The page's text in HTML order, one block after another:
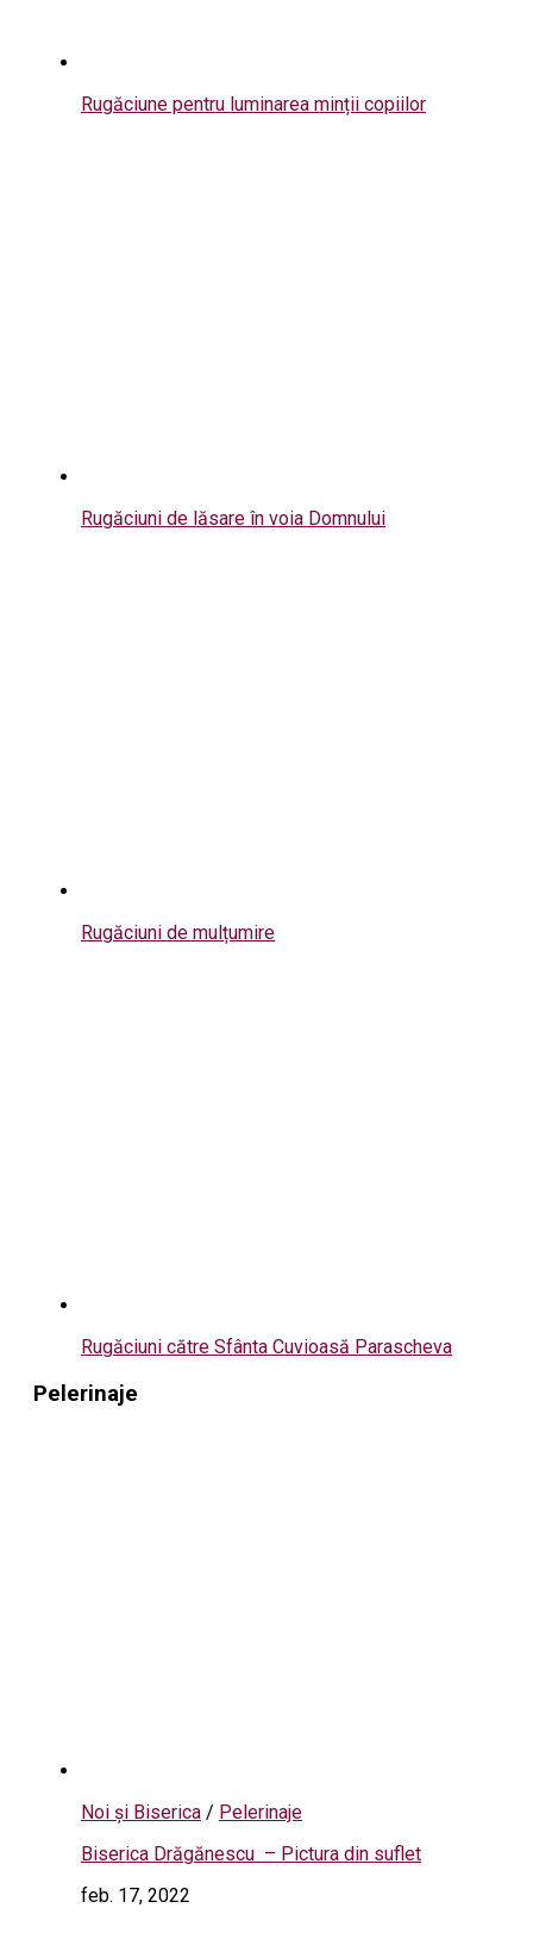
Rugăciune pentru luminarea minții copiilor
Rugăciuni de lăsare în voia Domnului
Rugăciuni de mulțumire
Rugăciuni către Sfânta Cuvioasă Parascheva
Pelerinaje
Noi și Biserica / Pelerinaje
Biserica Drăgănescu – Pictura din suflet
feb. 17, 2022